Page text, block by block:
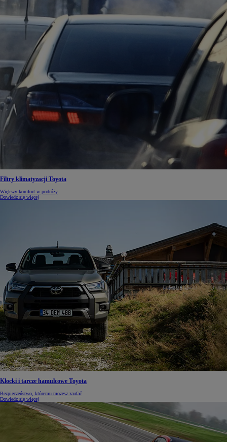
Filtry klimatyzacji Toyota
Większy komfort w podróży
Dowiedz się więcej
Klocki i tarcze hamulcowe Toyota
Bezpieczeństwo, któremu możesz zaufać
Dowiedz się więcej